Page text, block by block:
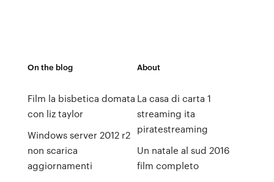
On the blog
Film la bisbetica domata
con liz taylor
Windows server 2012 r2
non scarica
aggiornamenti
About
La casa di carta 1
streaming ita
piratestreaming
Un natale al sud 2016
film completo